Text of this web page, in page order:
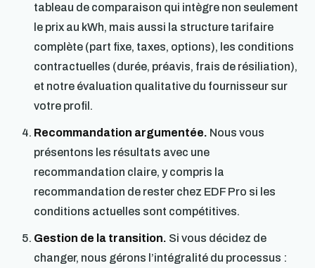
tableau de comparaison qui intègre non seulement
le prix au kWh, mais aussi la structure tarifaire
complète (part fixe, taxes, options), les conditions
contractuelles (durée, préavis, frais de résiliation),
et notre évaluation qualitative du fournisseur sur
votre profil.
Recommandation argumentée. Nous vous
présentons les résultats avec une
recommandation claire, y compris la
recommandation de rester chez EDF Pro si les
conditions actuelles sont compétitives.
Gestion de la transition. Si vous décidez de
changer, nous gérons l’intégralité du processus :